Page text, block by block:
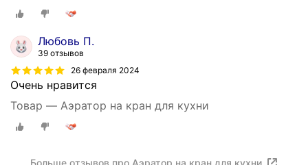
Любовь П.
39 отзывов
26 февраля 2024
Очень нравится
Товар — Аэратор на кран для кухни